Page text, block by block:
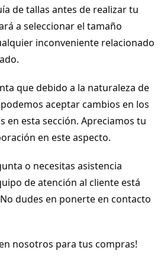
de tallas antes de realizar tu
a seleccionar el tamaño
inconveniente relacionado
que debido a la naturaleza de
aceptar cambios en los
en esta sección. Apreciamos tu
en este aspecto.
o necesitas asistencia
de atención al cliente está
dudes en ponerte en contacto
nosotros para tus compras!